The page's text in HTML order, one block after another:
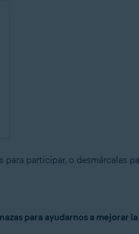
participar, o desmárcalas
para ayudarnos a mejorar